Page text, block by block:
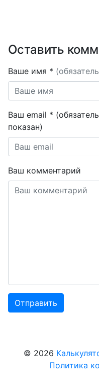
Оставить
Ваше имя *
Ваш email *
показан)
Ваш комментарий
© 2026
Политика